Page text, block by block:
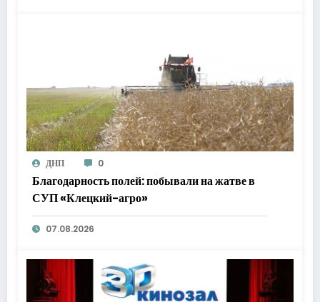
ДНП 0
Благодарность полей: побывали на жатве в
СУП «Клецкий-агро»
07.08.2026